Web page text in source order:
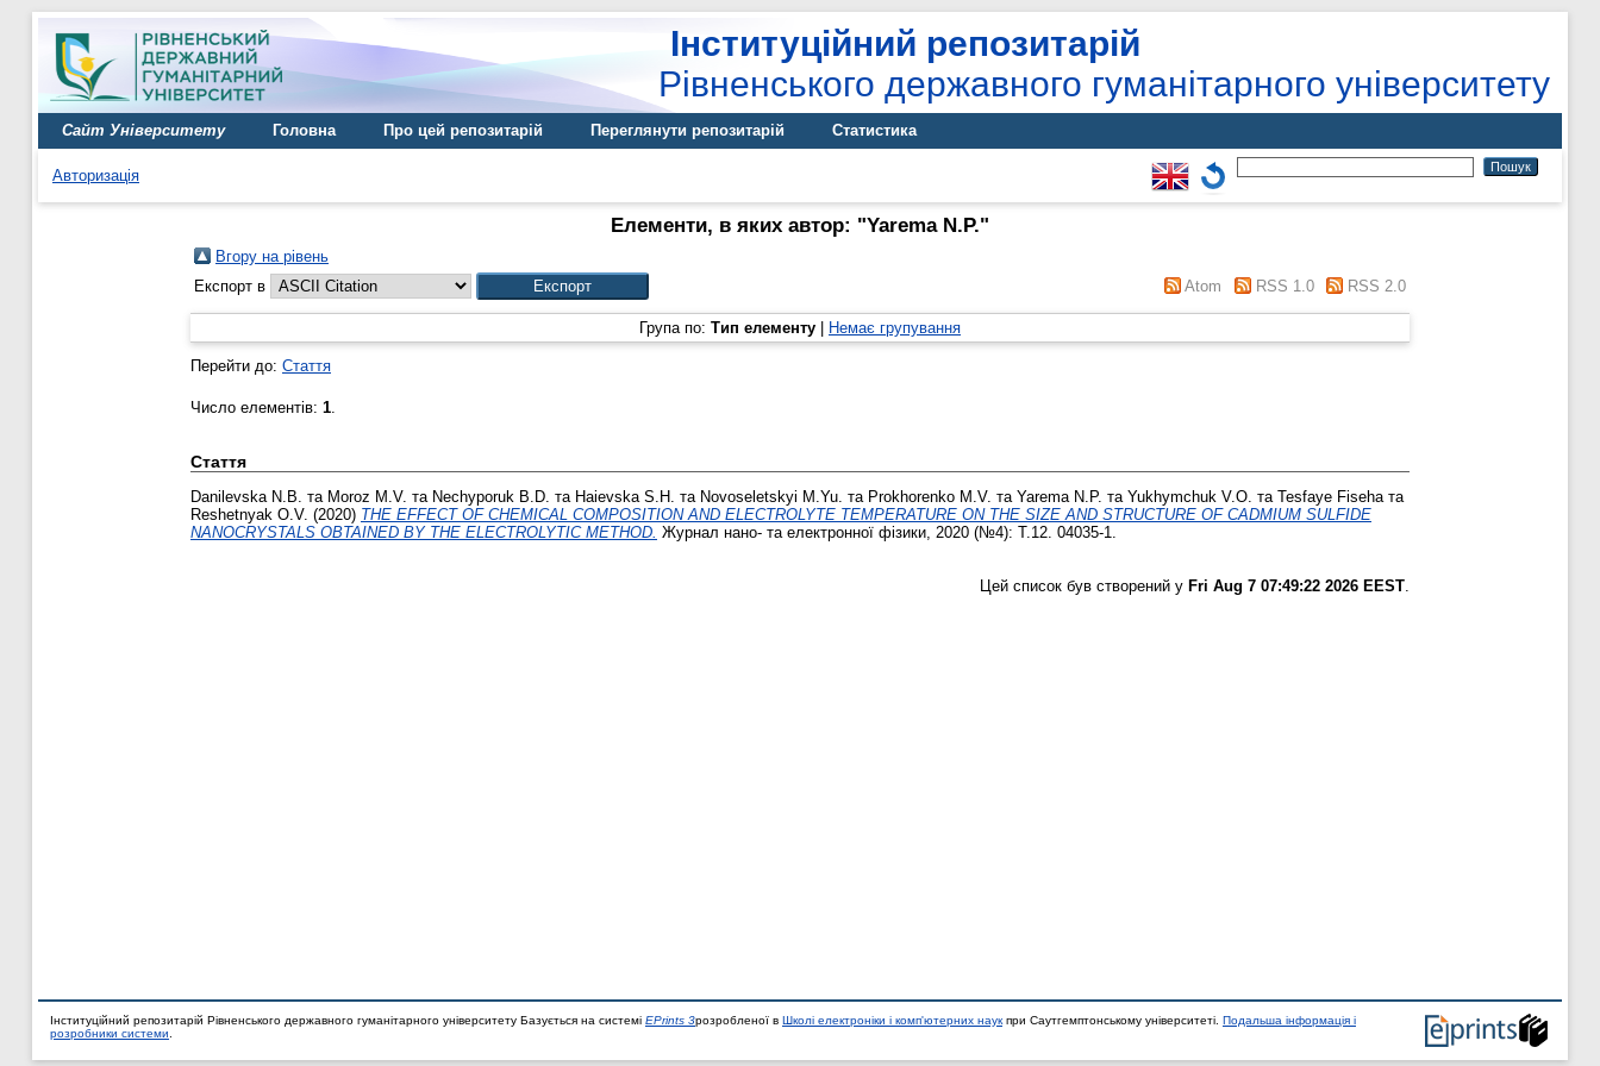
Інституційний репозитарій
Рівненського державного гуманітарного університету
Сайт Університету Головна Про цей репозитарій Переглянути репозитарій Статистика
Авторизація
Елементи, в яких автор: "Yarema N.P."
Вгору на рівень
Експорт в
Atom RSS 1.0 RSS 2.0
Група по: Тип елементу Немає групування
Перейти до: Стаття
Число елементів: 1.
Стаття
Danilevska N.B. та Moroz M.V. та Nechyporuk B.D. та Haievska S.H. та Novoseletskyi M.Yu. та Prokhorenko M.V. та Yarema N.P. та Yukhymchuk V.O. та Tesfaye Fiseha та
Reshetnyak O.V. (2020) THE EFFECT OF CHEMICAL COMPOSITION AND ELECTROLYTE TEMPERATURE ON THE SIZE AND STRUCTURE OF CADMIUM SULFIDE
NANOCRYSTALS OBTAINED BY THE ELECTROLYTIC METHOD. Журнал нано- та електронної фізики, 2020 (№4): T.12. 04035-1.
Цей список був створений у Fri Aug 7 07:49:22 2026 EEST
Інституційний репозитарій Рівненського державного гуманітарного університету Базується на системі EPrints 3розробленої в Школі електроніки і комп'ютерних наук при Саутгемптонському університеті. Подальша інформація і
розробники системи